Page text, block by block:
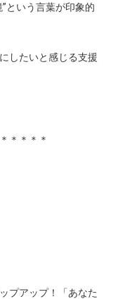
という言葉が印象的
したいと感じる支援
＊＊＊＊
プアップ！「あなた